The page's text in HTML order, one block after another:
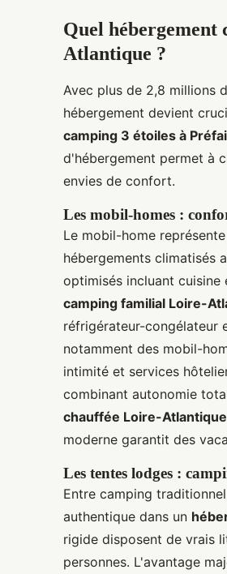
Quel
Atlantique ?
Avec plus de 2,8 millions
hébergement devient
camping 3 étoiles à
d'hébergement permet à
envies de confort.
Les mobil-homes :
Le mobil-home
hébergements climatisés
optimisés incluant cuisine
camping familial Loire-
réfrigérateur-congélateur
notamment des mobil-
intimité et services
combinant autonomie
chauffée Loire-Atlantique
moderne garantit des
Les tentes lodges :
Entre camping
authentique dans un
rigide disposent de vrais
personnes. L'avantage